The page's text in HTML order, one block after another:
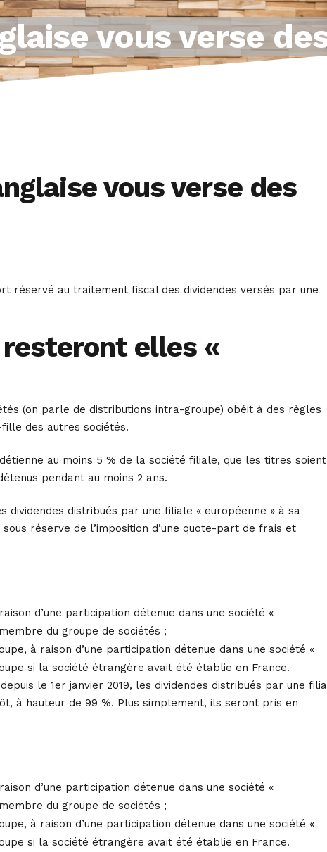
vous verse
vous verse des
réservé au traitement fiscal des dividendes versés par une
elles «
(on parle de distributions intra-groupe) obéit à des règles
des autres sociétés.
au moins 5 % de la société filiale, que les titres soient
pendant au moins 2 ans.
distribués par une filiale « européenne » à sa
réserve de l’imposition d’une quote-part de frais et
d’une participation détenue dans une société «
du groupe de sociétés ;
à raison d’une participation détenue dans une société «
si la société étrangère avait été établie en France.
le 1er janvier 2019, les dividendes distribués par une
à hauteur de 99 %. Plus simplement, ils seront pris en
d’une participation détenue dans une société «
du groupe de sociétés ;
à raison d’une participation détenue dans une société «
si la société étrangère avait été établie en France.